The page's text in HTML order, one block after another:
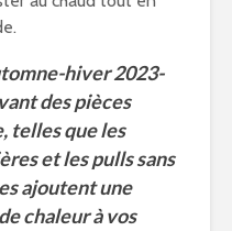
hiver 2023-
des pièces
telles que les
et les pulls sans
ajoutent une
chaleur à vos